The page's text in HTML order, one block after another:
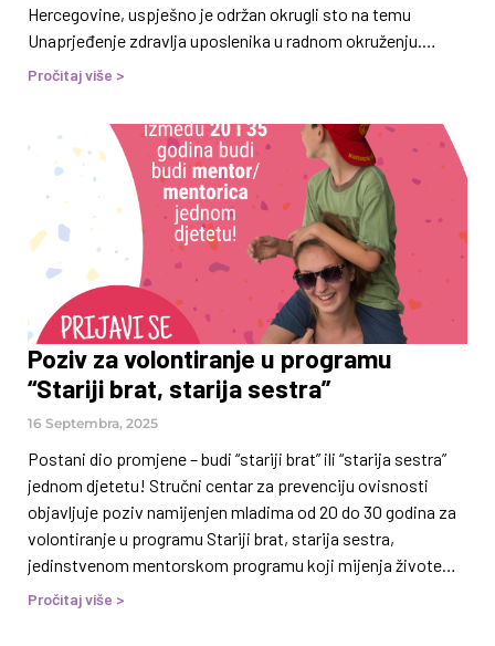
Hercegovine, uspješno je održan okrugli sto na temu
Unaprjeđenje zdravlja uposlenika u radnom okruženju.
Događaj je održan u prostorijama Zavoda za javno
javnog zdravstva, rada i socijalne politike, prevencije
ovisnosti, te predstavnike medija i drugih relevantnih
institucija. Cilj događaja bio je podizanje svijesti o važnosti
ulaganja u zdravlje i sigurnost zaposlenih, što dugoročno
doprinosi većoj produktivnosti,
Pročitaj više >
Poziv za volontiranje u programu
“Stariji brat, starija sestra”
16 Septembra, 2025
Postani dio promjene – budi “stariji brat” ili “starija sestra”
jednom djetetu! Stručni centar za prevenciju ovisnosti
objavljuje poziv namijenjen mladima od 20 do 30 godina za
volontiranje u programu Stariji brat, starija sestra,
jedinstvenom mentorskom programu koji mijenja živote
djece, ali i volontera/volonterki! Stariji brat, starija sestra
Pročitaj više >